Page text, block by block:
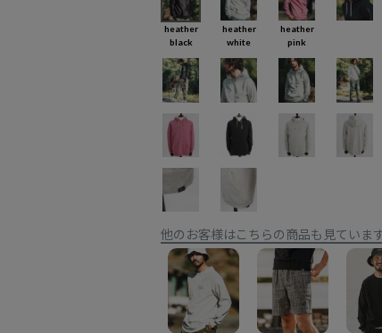
heather
black
heather
white
heather
pink
他のお客様はこちらの商品も見ていま